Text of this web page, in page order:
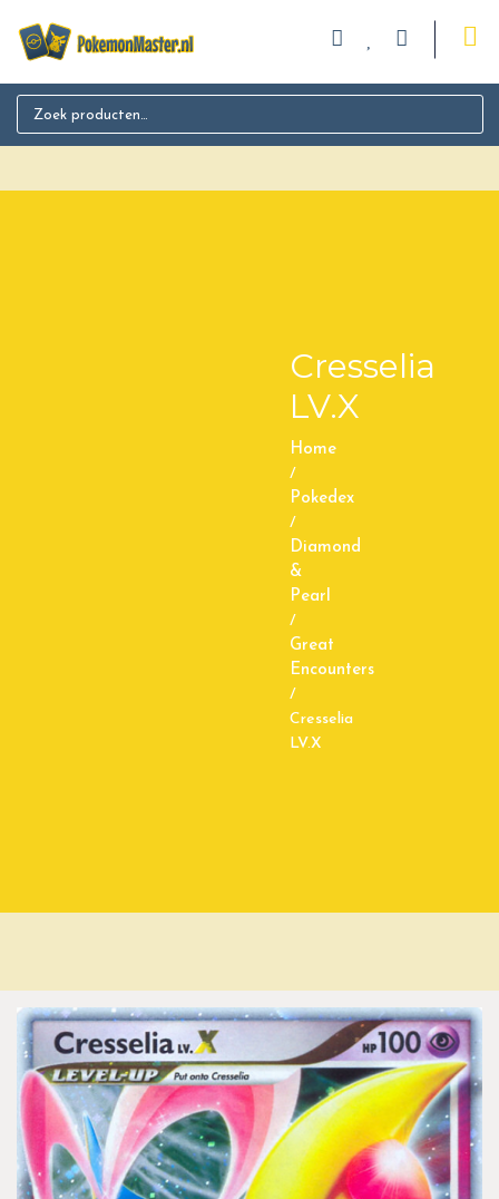
Search for:
Cresselia
LV.X
Home
/
Pokedex
/
Diamond
&
Pearl
/
Great
Encounters
/
Cresselia
LV.X